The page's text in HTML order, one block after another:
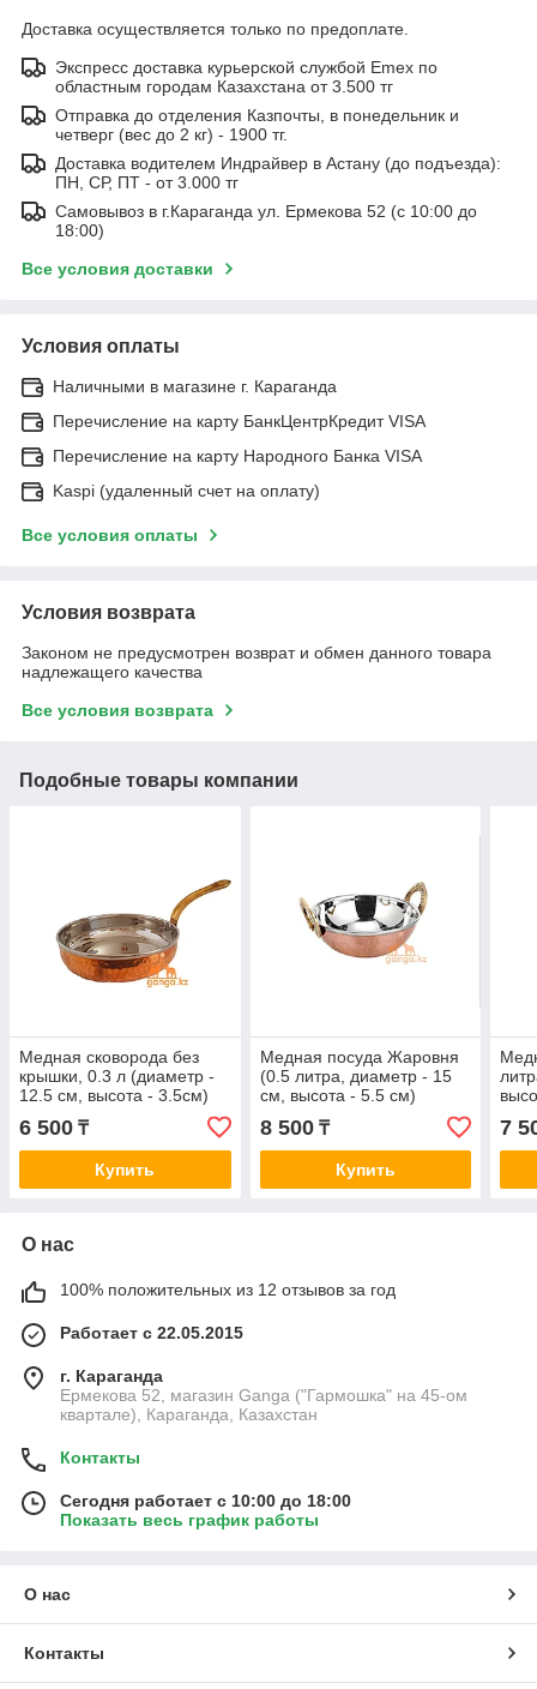
Доставка осуществляется только по предоплате.
Экспресс доставка курьерской службой Emex по
областным городам Казахстана от 3.500 тг
Отправка до отделения Казпочты, в понедельник и
четверг (вес до 2 кг) - 1900 тг.
Доставка водителем Индрайвер в Астану (до подъезда):
ПН, СР, ПТ - от 3.000 тг
Самовывоз в г.Караганда ул. Ермекова 52 (с 10:00 до
18:00)
Все условия доставки
Условия оплаты
Наличными в магазине г. Караганда
Перечисление на карту БанкЦентрКредит VISA
Перечисление на карту Народного Банка VISA
Kaspi (удаленный счет на оплату)
Все условия оплаты
Условия возврата
Законом не предусмотрен возврат и обмен данного товара
надлежащего качества
Все условия возврата
Подобные товары компании
Медная сковорода без
крышки, 0.3 л (диаметр -
12.5 см, высота - 3.5см)
6 500 ₸
Купить
Медная посуда Жаровня
(0.5 литра, диаметр - 15
см, высота - 5.5 см)
8 500₸
Купить
7
О нас
100% положительных из 12 отзывов за год
Работает с 22.05.2015
г. Караганда
Ермекова 52, магазин Ganga ("Гармошка" на 45-ом
квартале), Караганда, Казахстан
Контакты
Сегодня работает с 10:00 до 18:00
Показать весь график работы
О нас
Контакты